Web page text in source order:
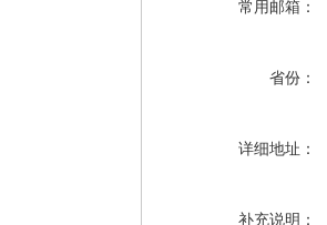
常用邮箱：
省份：
详细地址：
补充说明：